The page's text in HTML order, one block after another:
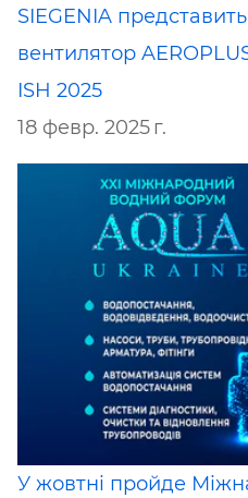
SIEGENIA
вентилятор
ISH 2025
18 февр. 2025 г.
У жовтні пройде